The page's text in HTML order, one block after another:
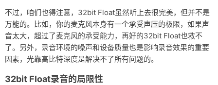
不过，咱们也得注意，32bit Float虽然听上去很完美，但并不是
万能的。比如，你的麦克风本身有一个承受声压的极限，如果声
音太大，超过了麦克风的承受能力，再好的32bit Float也救不
了。另外，录音环境的噪声和设备质量也是影响录音效果的重要
因素，光靠高比特深度是解决不了所有问题的。
32bit Float录音的局限性